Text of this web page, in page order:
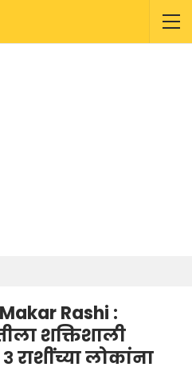
Rashi :
शक्तिशाली
३ राशींच्या लोकांना